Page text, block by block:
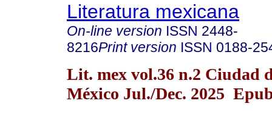
Literatura mexicana
On-line version ISSN 2448-
8216Print version ISSN 0188-
Lit. mex vol.36 n.2 Ciudad
México Jul./Dec. 2025